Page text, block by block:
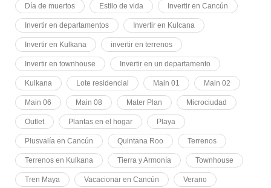
Día de muertos Estilo de vida Invertir en Cancún
Invertir en departamentos Invertir en Kulcana
Invertir en Kulkana invertir en terrenos
Invertir en townhouse Invertir en un departamento
Kulkana Lote residencial Main 01 Main 02
Main 06 Main 08 Mater Plan Microciudad
Outlet Plantas en el hogar Playa
Plusvalía en Cancún Quintana Roo Terrenos
Terrenos en Kulkana Tierra y Armonía Townhouse
Tren Maya Vacacionar en Cancún Verano